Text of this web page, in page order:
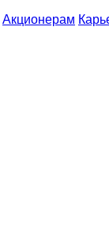
Акционерам